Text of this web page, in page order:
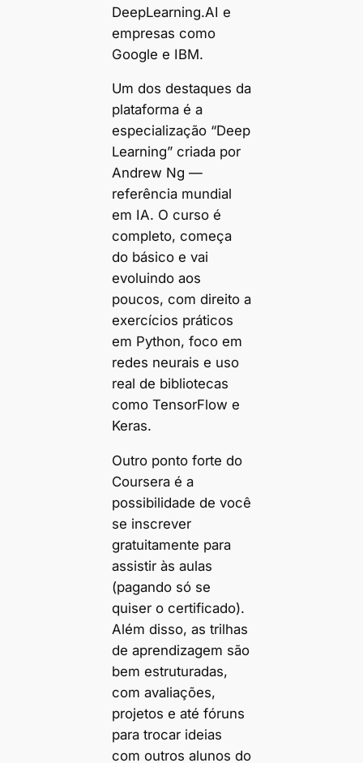
DeepLearning.AI e
empresas como
Google e IBM.
Um dos destaques da
plataforma é a
especialização “Deep
Learning” criada por
Andrew Ng —
referência mundial
em IA. O curso é
completo, começa
do básico e vai
evoluindo aos
poucos, com direito a
exercícios práticos
em Python, foco em
redes neurais e uso
real de bibliotecas
como TensorFlow e
Keras.
Outro ponto forte do
Coursera é a
possibilidade de você
se inscrever
gratuitamente para
assistir às aulas
(pagando só se
quiser o certificado).
Além disso, as trilhas
de aprendizagem são
bem estruturadas,
com avaliações,
projetos e até fóruns
para trocar ideias
com outros alunos do